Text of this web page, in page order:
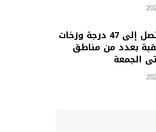
موجة حر تصل إلى 47 درجة وزخات
بعدد من مناطق
الجمعة